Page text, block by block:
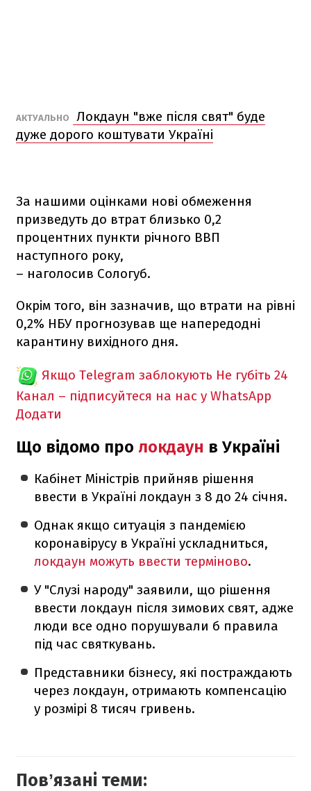
АКТУАЛЬНО
Локдаун "вже після свят" буде
дуже дорого коштувати Україні
За нашими оцінками нові обмеження
призведуть до втрат близько 0,2
процентних пункти річного ВВП
наступного року,
– наголосив Сологуб.
Окрім того, він зазначив, що втрати на рівні
0,2% НБУ прогнозував ще напередодні
карантину вихідного дня.
Якщо Telegram заблокують Не губіть 24
Канал – підписуйтеся на нас у WhatsApp
Додати
Що відомо про локдаун в Україні
Кабінет Міністрів прийняв рішення
ввести в Україні локдаун з 8 до 24 січня.
Однак якщо ситуація з пандемією
коронавірусу в Україні ускладниться,
локдаун можуть ввести терміново.
У "Слузі народу" заявили, що рішення
ввести локдаун після зимових свят, адже
люди все одно порушували б правила
під час святкувань.
Представники бізнесу, які постраждають
через локдаун, отримають компенсацію
у розмірі 8 тисяч гривень.
Повʼязані теми: